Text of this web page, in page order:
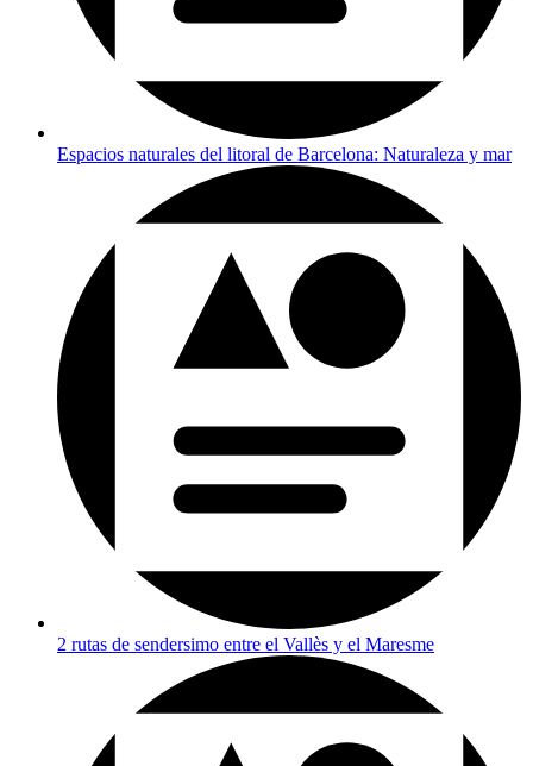
Espacios naturales del litoral de Barcelona: Naturaleza y mar
2 rutas de sendersimo entre el Vallès y el Maresme